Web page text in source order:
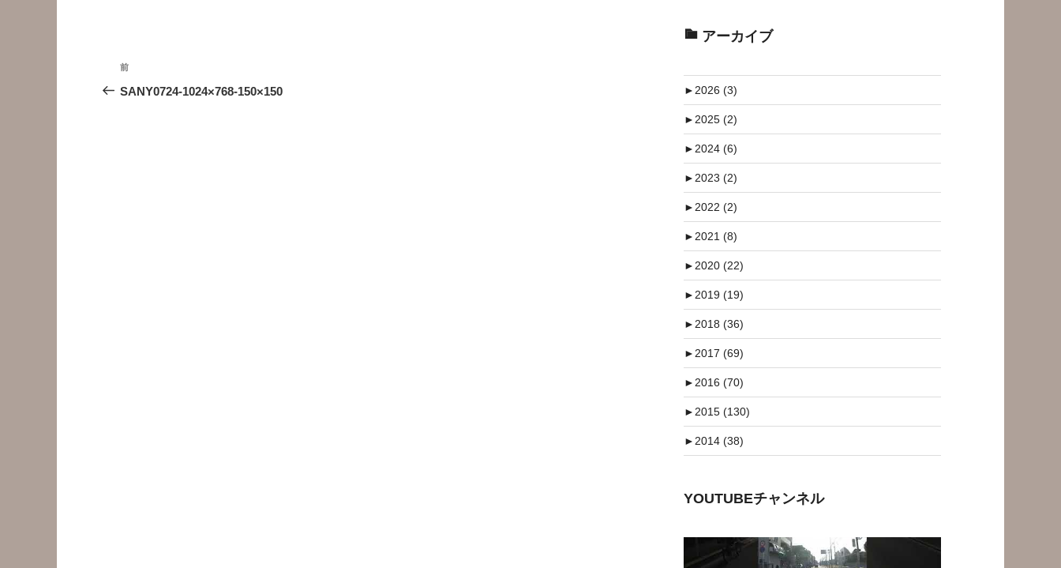
投
稿
前
の
前
SANY0724-1024×768-150×150
アーカイブ
►2026 (3)
►2025 (2)
►2024 (6)
►2023 (2)
►2022 (2)
►2021 (8)
►2020 (22)
►2019 (19)
►2018 (36)
►2017 (69)
►2016 (70)
►2015 (130)
►2014 (38)
YOUTUBEチャンネル